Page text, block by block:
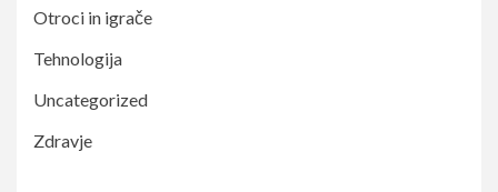
Otroci in igrače
Tehnologija
Uncategorized
Zdravje